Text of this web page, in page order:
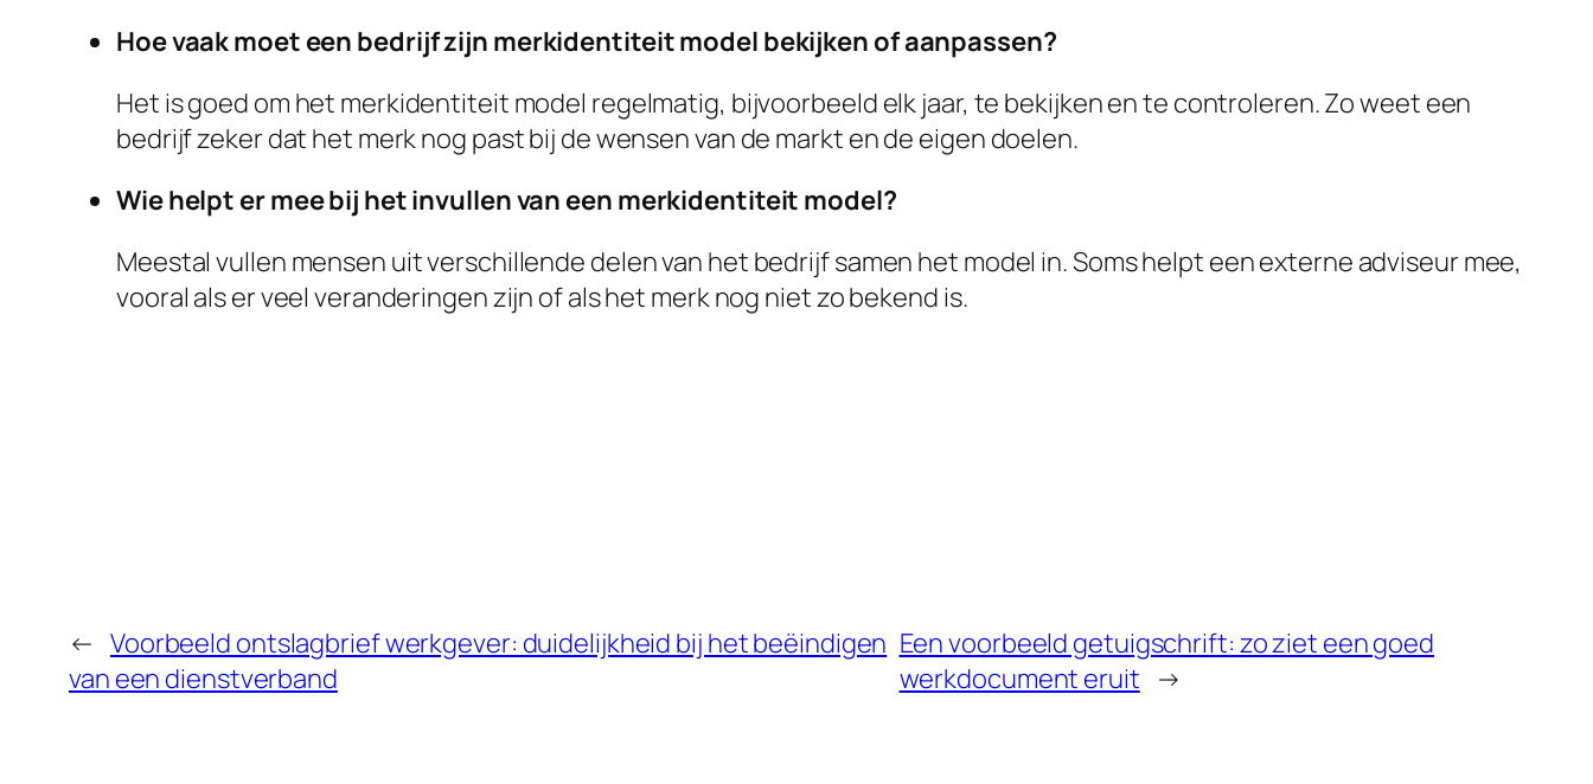
Hoe vaak moet een bedrijf zijn merkidentiteit model bekijken of aanpassen?
Het is goed om het merkidentiteit model regelmatig, bijvoorbeeld elk jaar, te bekijken en te controleren. Zo weet een
bedrijf zeker dat het merk nog past bij de wensen van de markt en de eigen doelen.
Wie helpt er mee bij het invullen van een merkidentiteit model?
Meestal vullen mensen uit verschillende delen van het bedrijf samen het model in. Soms helpt een externe adviseur mee,
vooral als er veel veranderingen zijn of als het merk nog niet zo bekend is.
← Voorbeeld ontslagbrief werkgever: duidelijkheid bij het beëindigen
van een dienstverband
Een voorbeeld getuigschrift: zo ziet een goed
werkdocument eruit →